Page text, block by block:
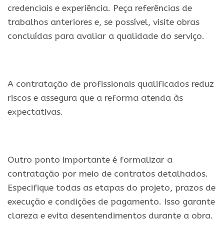
credenciais e experiência. Peça referências de
trabalhos anteriores e, se possível, visite obras
concluídas para avaliar a qualidade do serviço.
A contratação de profissionais qualificados reduz
riscos e assegura que a reforma atenda às
expectativas.
Outro ponto importante é formalizar a
contratação por meio de contratos detalhados.
Especifique todas as etapas do projeto, prazos de
execução e condições de pagamento. Isso garante
clareza e evita desentendimentos durante a obra.